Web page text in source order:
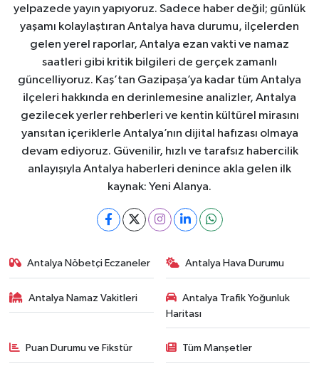
yelpazede yayın yapıyoruz. Sadece haber değil; günlük
yaşamı kolaylaştıran Antalya hava durumu, ilçelerden
gelen yerel raporlar, Antalya ezan vakti ve namaz
saatleri gibi kritik bilgileri de gerçek zamanlı
güncelliyoruz. Kaş’tan Gazipaşa’ya kadar tüm Antalya
ilçeleri hakkında en derinlemesine analizler, Antalya
gezilecek yerler rehberleri ve kentin kültürel mirasını
yansıtan içeriklerle Antalya’nın dijital hafızası olmaya
devam ediyoruz. Güvenilir, hızlı ve tarafsız habercilik
anlayışıyla Antalya haberleri denince akla gelen ilk
kaynak: Yeni Alanya.
Antalya Nöbetçi Eczaneler Antalya Hava Durumu
Antalya Namaz Vakitleri
Antalya Trafik Yoğunluk
Haritası
Puan Durumu ve Fikstür Tüm Manşetler